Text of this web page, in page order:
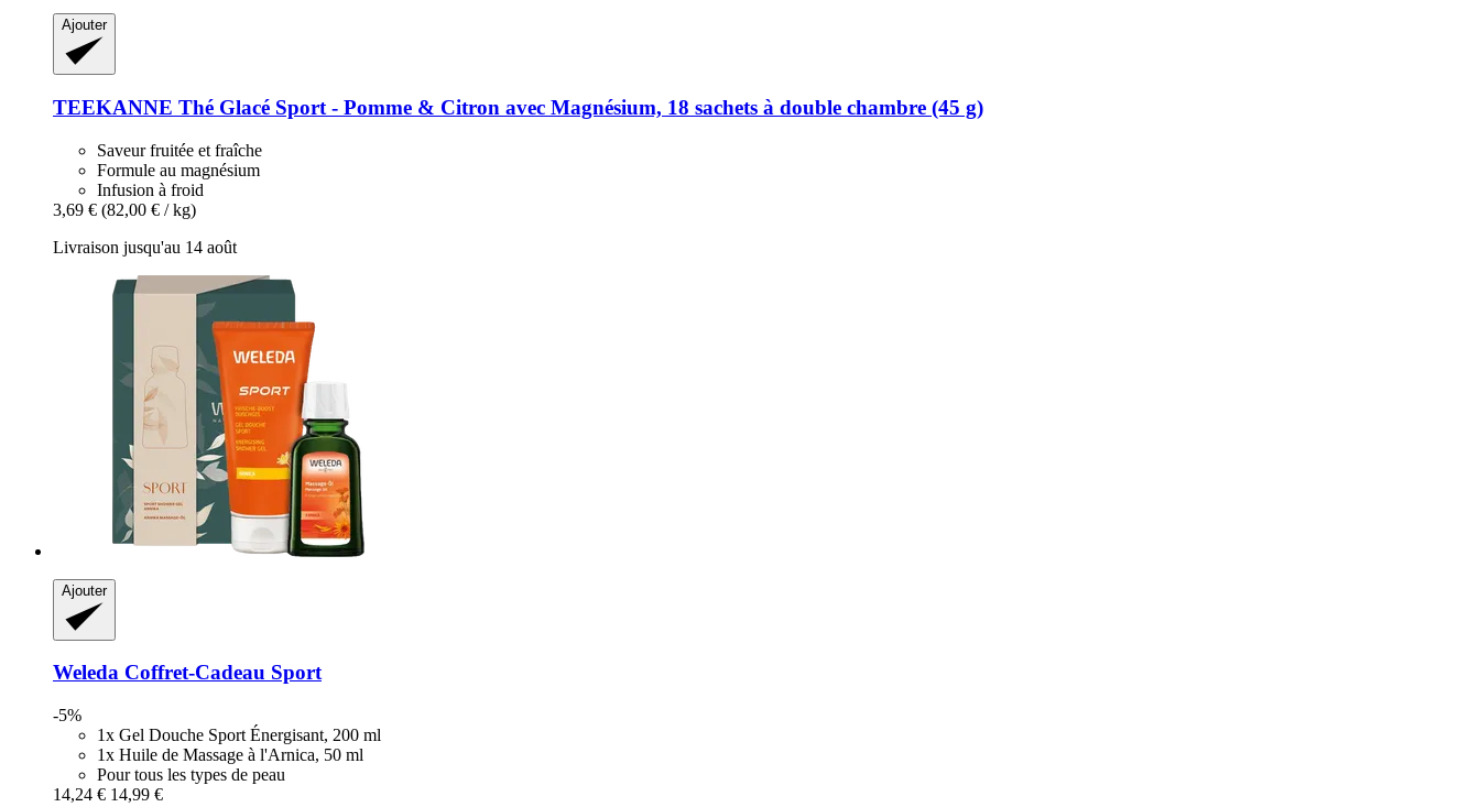
Ajouter
TEEKANNE Thé Glacé Sport -​ Pomme & Citron avec Magnésium, 18 sachets à double chambre (45 g)
Saveur fruitée et fraîche
Formule au magnésium
Infusion à froid
3,69 € (82,00 € / kg)
Livraison jusqu'au 14 août
Ajouter
Weleda Coffret-​Cadeau Sport
-5%
1x Gel Douche Sport Énergisant, 200 ml
1x Huile de Massage à l'Arnica, 50 ml
Pour tous les types de peau
14,24 € 14,99 €